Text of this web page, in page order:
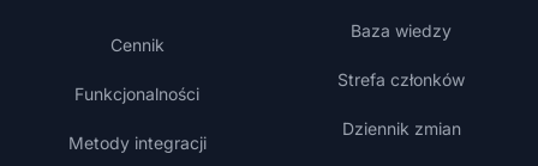
Cennik
Funkcjonalności
Metody integracji
Baza wiedzy
Strefa członków
Dziennik zmian